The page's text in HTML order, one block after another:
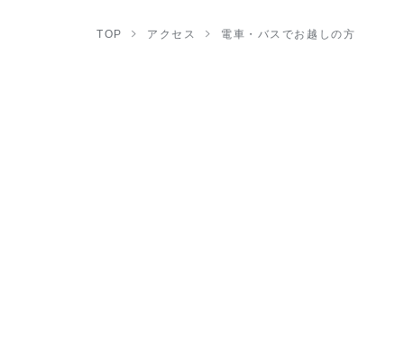
TOP アクセス 電車・バスでお越しの方